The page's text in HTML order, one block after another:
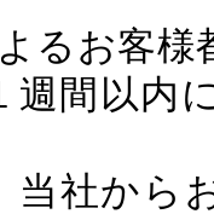
るお客
週間以
当社か